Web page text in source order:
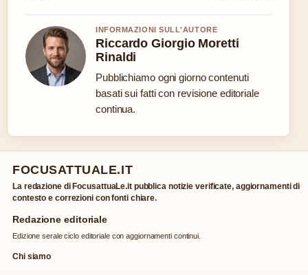
INFORMAZIONI SULL'AUTORE
Riccardo Giorgio Moretti
Rinaldi
Pubblichiamo ogni giorno contenuti
basati sui fatti con revisione editoriale
continua.
FOCUSATTUALE.IT
La redazione di FocusattuaLe.it pubblica notizie verificate, aggiornamenti di
contesto e correzioni con fonti chiare.
Redazione editoriale
Edizione serale ciclo editoriale con aggiornamenti continui.
Chi siamo